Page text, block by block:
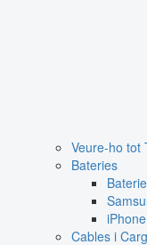
Veure-ho tot
Bateries
iPhone
Cables i